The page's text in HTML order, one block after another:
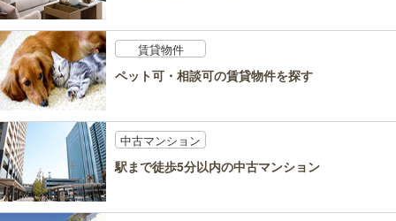
賃貸物件
ペット可・相談可の賃貸物件を探す
中古マンション
駅まで徒歩5分以内の中古マンション